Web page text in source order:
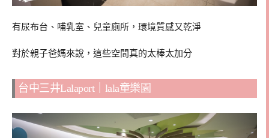
有尿布台、哺乳室、兒童廁所，環境質感又乾淨
對於親子爸媽來說，這些空間真的太棒太加分
台中三井Lalaport｜lala童樂園